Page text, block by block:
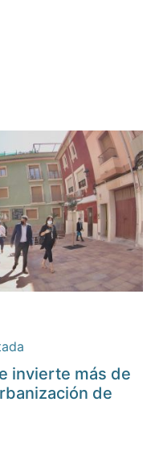
invierte más de
de